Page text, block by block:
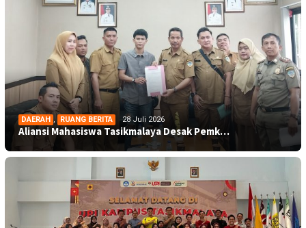
DAERAH , RUANG BERITA 28 Juli 2026
Aliansi Mahasiswa Tasikmalaya Desak Pemk…